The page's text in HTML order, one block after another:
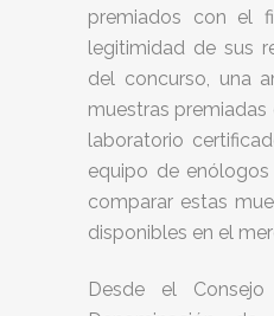
premiados con el
legitimidad de sus
del concurso, una
muestras premiadas
laboratorio
equipo de
comparar estas
disponibles en el
Desde el